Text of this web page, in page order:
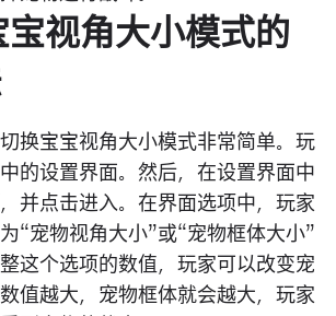
视角大小模式的
换宝宝视角大小模式非常简单。玩
的设置界面。然后，在设置界面中
并点击进入。在界面选项中，玩家
“宠物视角大小”或“宠物框体大小”
这个选项的数值，玩家可以改变宠
值越大，宠物框体就会越大，玩家